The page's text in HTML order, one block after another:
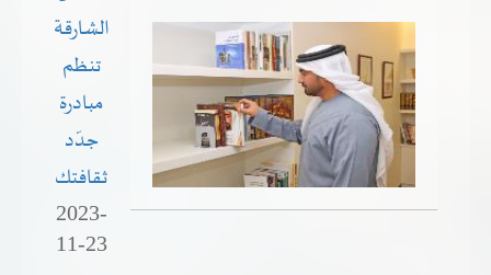
الشارقة
تنظم
مبادرة
جدّد
ثقافتك
2023-
11-23